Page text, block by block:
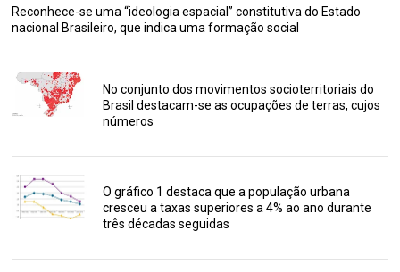
Reconhece-se uma “ideologia espacial” constitutiva do Estado
nacional Brasileiro, que indica uma formação social
No conjunto dos movimentos socioterritoriais do
Brasil destacam-se as ocupações de terras, cujos
números
O gráfico 1 destaca que a população urbana
cresceu a taxas superiores a 4% ao ano durante
três décadas seguidas